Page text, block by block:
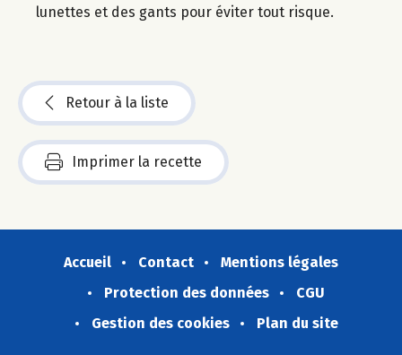
lunettes et des gants pour éviter tout risque.
Retour à la liste
Imprimer la recette
Accueil Contact
Mentions légales
Protection des données
CGU
Gestion des cookies
Plan du site